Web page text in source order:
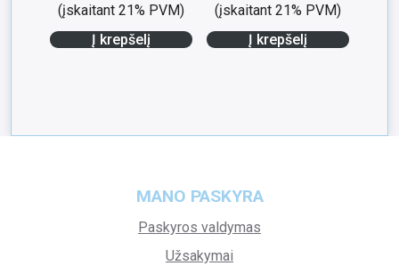
(įskaitant 21% PVM)
Į krepšelį
(įskaitant 21% PVM)
Į krepšelį
MANO PASKYRA
Paskyros valdymas
Užsakymai